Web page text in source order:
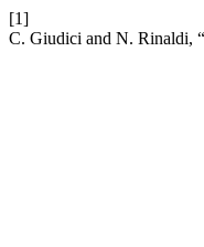
[1]
C. Giudici and N. Rinaldi,